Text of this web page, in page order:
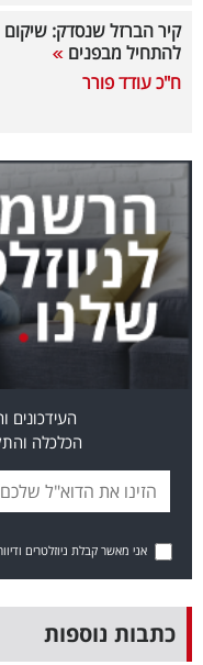
ניוזלטרים
מייל
אדום
אחרינו:
קיר הברזל שנסדק: שיקום
להתחיל מבפנים
ח"כ עודד פורר
העידכונים
הכלכלה
אני מאשר קבלת ניוזלטרים
כתבות נוספות